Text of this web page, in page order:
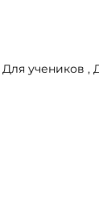
Для учеников ,